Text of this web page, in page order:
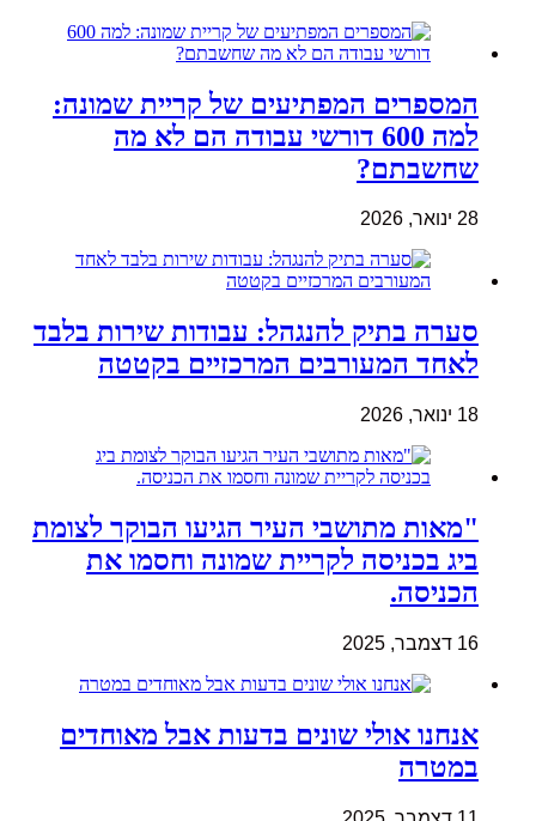
המספרים המפתיעים של קריית שמונה:
למה 600 דורשי עבודה הם לא מה
שחשבתם?
28 ינואר, 2026
סערה בתיק להנגהל: עבודות שירות בלבד
לאחד המעורבים המרכזיים בקטטה
18 ינואר, 2026
"מאות מתושבי העיר הגיעו הבוקר לצומת
ביג בכניסה לקריית שמונה וחסמו את
הכניסה.
16 דצמבר, 2025
אנחנו אולי שונים בדעות אבל מאוחדים
במטרה